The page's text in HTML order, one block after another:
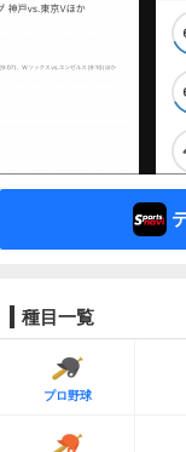
種目一覧
プロ野球